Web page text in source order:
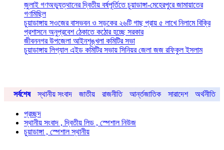
জুলাই গণঅভ্যুত্থানের দ্বিতীয় বর্ষপূর্তিতে চুয়াডাঙ্গা-মেহেরপুরে জামায়াতের
গণমিছিল
চুয়াডাঙ্গায় সওজের বাসভবন ও সড়কের ২৬টি গাছ প্রায় ৫ লাখে নিলামে বিক্রি
প্রশাসনে অনুপ্রবেশ ঠেকাতে কঠোর হচ্ছে সরকার
জীবননগর উপজেলা আইনশৃঙ্খলা কমিটির সভা
চুয়াডাঙ্গায় লিগ্যাল এইড কমিটির সভায় সিনিয়র জেলা জজ রফিকুল ইসলাম
সর্বশেষ স্থানীয় সংবাদ জাতীয় রাজনীতি আর্ন্তজাতিক সারাদেশ অর্থনীতি
প্রচ্ছদ
স্থানীয় সংবাদ , দ্বিতীয় লিড , স্পেশাল নিউজ
চুয়াডাঙ্গা , স্পেশাল স্থানীয়